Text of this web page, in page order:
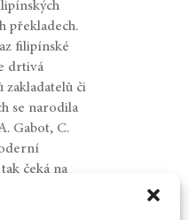
překladech.
filipínské
drtivá
zakladatelů či
se narodila
Gabot, C.
čeká na